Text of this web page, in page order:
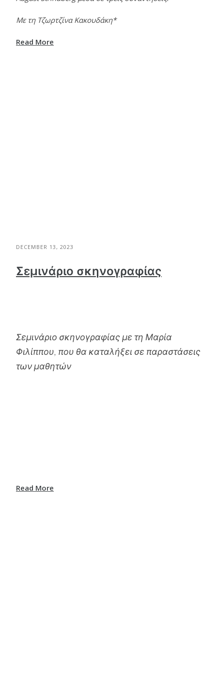
Με τη Τζωρτζίνα Κακουδάκη*
Read More
DECEMBER 13, 2023
Σεμινάριο σκηνογραφίας
Σεμινάριο σκηνογραφίας με τη Μαρία
Φιλίππου, που θα καταλήξει σε παραστάσεις
των μαθητών
Read More